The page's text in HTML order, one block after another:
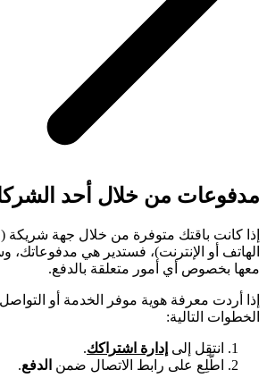
مدفوعات من خلال أحد
إذا كانت باقتك متوفرة من خلال جهة
الهاتف أو الإنترنت)، فستدير هي
معها بخصوص أي أمور متعلقة بالدفع.
إذا أردت معرفة هوية موفر الخدمة أو
الخطوات التالية:
انتقِل إلى إدارة اشتراكك.
اطَّلِع على رابط الاتصال ضمن الدفع.